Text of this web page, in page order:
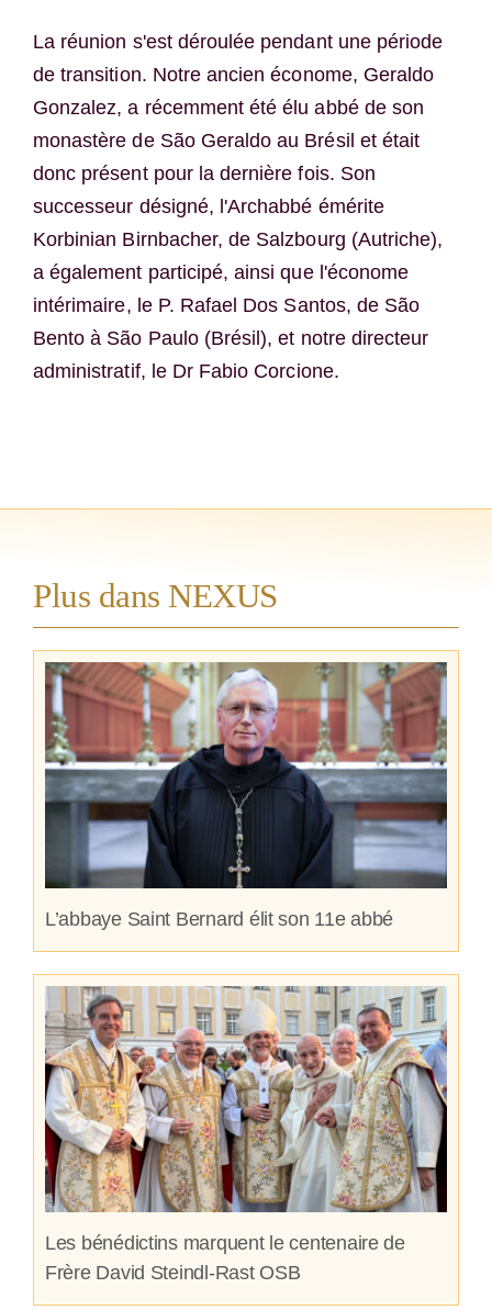
La réunion s'est déroulée pendant une période
de transition. Notre ancien économe, Geraldo
Gonzalez, a récemment été élu abbé de son
monastère de São Geraldo au Brésil et était
donc présent pour la dernière fois. Son
successeur désigné, l'Archabbé émérite
Korbinian Birnbacher, de Salzbourg (Autriche),
a également participé, ainsi que l'économe
intérimaire, le P. Rafael Dos Santos, de São
Bento à São Paulo (Brésil), et notre directeur
administratif, le Dr Fabio Corcione.
Plus dans NEXUS
L’abbaye Saint Bernard élit son 11e abbé
Les bénédictins marquent le centenaire de
Frère David Steindl-Rast OSB